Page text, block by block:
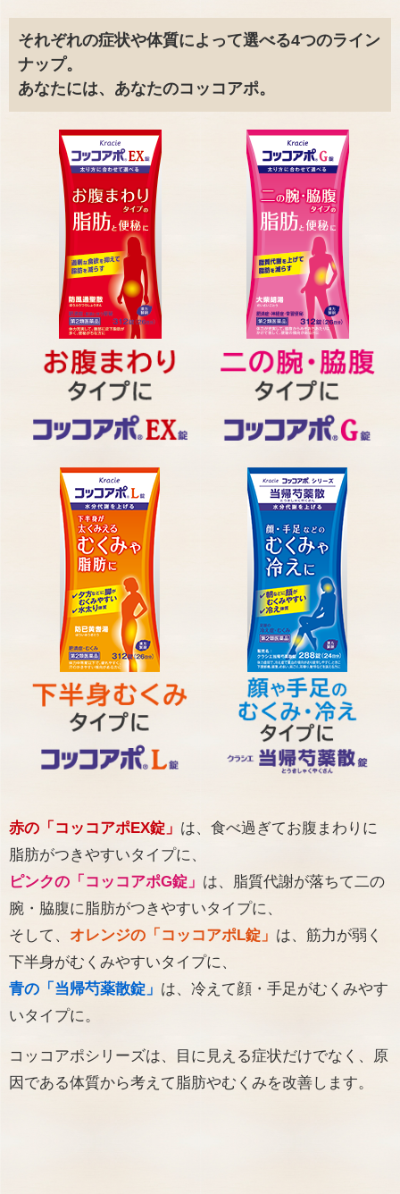
それぞれの症状や体質によって選べる4つのライン
ナップ。
あなたには、あなたのコッコアポ。
赤の「コッコアポEX錠」 は、食べ過ぎてお腹まわりに
脂肪がつきやすいタイプに、
ピンクの「コッコアポG錠」 は、脂質代謝が落ちて二の
腕・脇腹に脂肪がつきやすいタイプに、
そして、 オレンジの「コッコアポL錠」 は、筋力が弱く
下半身がむくみやすいタイプに、
青の「当帰芍薬散錠」 は、冷えて顔・手足がむくみやす
いタイプに。
コッコアポシリーズは、目に見える症状だけでなく、原
因である体質から考えて脂肪やむくみを改善します。